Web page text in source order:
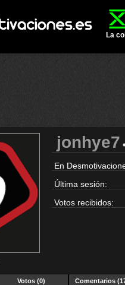
La
jonhye7
En
Última sesión:
Votos recibidos:
Votos (0)
Comentarios